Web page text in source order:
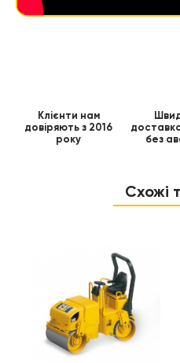
Клієнти нам
довіряють з 2016
року
без
Схожі